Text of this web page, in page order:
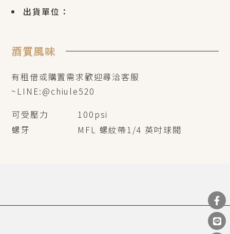
出貨單位：
酒質風味
有租借或購置需求歡迎尋洽客服
~LINE:@chiule520
可受壓力
100psi
螺牙
MFL 螺紋帶1/4 英吋球閥